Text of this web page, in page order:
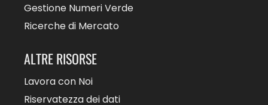
Gestione Numeri Verde
Ricerche di Mercato
ALTRE RISORSE
Lavora con Noi
Riservatezza dei dati